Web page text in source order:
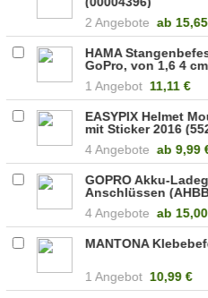
2 Angebote ab
HAMA
GoPro, von 1,6 4
1 Angebot 11,11 €
EASYPIX Helmet
mit Sticker 2016
4 Angebote ab 9,99
GOPRO Akku-
Anschlüssen
4 Angebote ab
MANTONA
1 Angebot 10,99 €